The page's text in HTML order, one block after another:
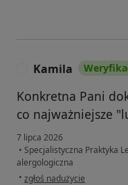
Kamila
Konkretna Pani
co najważniejsze
7 lipca 2026
• Specjalistyczna Praktyka
alergologiczna
• w opinii użytkownika Kamila
zgłoś nadużycie